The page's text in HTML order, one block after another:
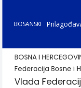
BOSANSKI
BOSNA I
Federacija Bosne i
Vlada